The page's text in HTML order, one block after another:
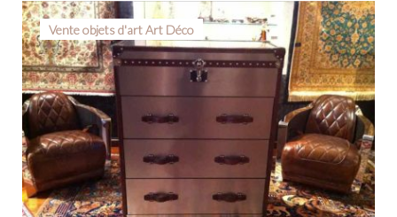
Étiquette :
Console
Vente objets d'art Art Déco